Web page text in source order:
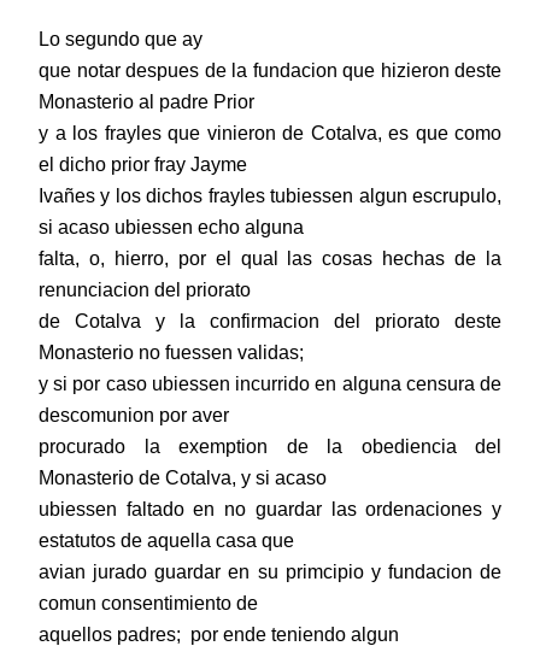
Lo segundo que ay
que notar despues de la fundacion que hizieron deste
Monasterio al padre Prior
y a los frayles que vinieron de Cotalva, es que como
el dicho prior fray Jayme
Ivañes y los dichos frayles tubiessen algun escrupulo,
si acaso ubiessen echo alguna
falta, o, hierro, por el qual las cosas hechas de la
renunciacion del priorato
de Cotalva y la confirmacion del priorato deste
Monasterio no fuessen validas;
y si por caso ubiessen incurrido en alguna censura de
descomunion por aver
procurado la exemption de la obediencia del
Monasterio de Cotalva, y si acaso
ubiessen faltado en no guardar las ordenaciones y
estatutos de aquella casa que
avian jurado guardar en su primcipio y fundacion de
comun consentimiento de
aquellos padres; por ende teniendo algun